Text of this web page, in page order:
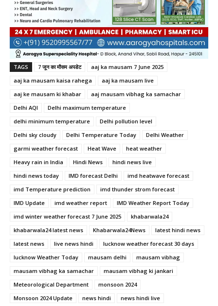
TAGS 7 जून का मौसम अपडेट
aaj ka mausam 7 June 2025
aaj ka mausam kaisa rahega
aaj ka mausam live
aaj ke mausam ki khabar
aaj mausam vibhag ka samachar
Delhi AQI
Delhi maximum temperature
delhi minimum temperature
Delhi pollution level
Delhi sky cloudy
Delhi Temperature Today
Delhi Weather
garmi weather forecast
Heat Wave
heat weather
Heavy rain in India
Hindi News
hindi news live
hindi news today
IMD forecast Delhi
imd heatwave forecast
imd Temperature prediction
imd thunder strom forecast
IMD Update
imd weather report
IMD Weather Report Today
imd winter weather forecast 7 June 2025
khabarwala24
khabarwala24 latest news
Khabarwala24News
latest hindi news
latest news
live news hindi
lucknow weather forecast 30 days
lucknow Weather Today
mausam delhi
mausam vibhag
mausam vibhag ka samachar
mausam vibhag ki jankari
Meteorological Department
monsoon 2024
Monsoon 2024 Update
news hindi
news hindi live